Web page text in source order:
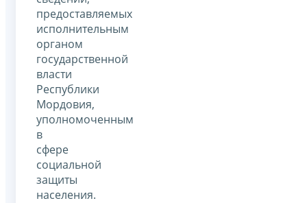
предоставляемых
исполнительным
органом
государственной
власти
Республики
Мордовия,
уполномоченным
в
сфере
социальной
защиты
населения.